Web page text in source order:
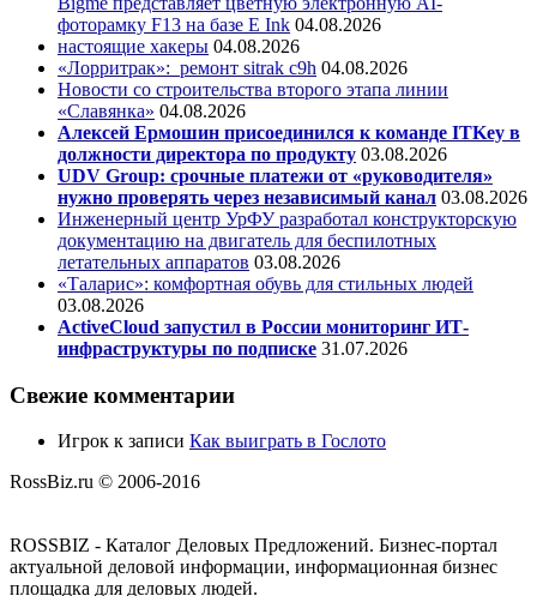
фоторамку F13 на базе E Ink 04.08.2026
настоящие хакеры 04.08.2026
«Лорритрак»: ремонт sitrak c9h 04.08.2026
Новости со строительства второго этапа линии
«Славянка» 04.08.2026
Алексей Ермошин присоединился к команде ITKey в
должности директора по продукту 03.08.2026
UDV Group: срочные платежи от «руководителя»
нужно проверять через независимый канал 03.08.2026
Инженерный центр УрФУ разработал конструкторскую
документацию на двигатель для беспилотных
летательных аппаратов 03.08.2026
«Таларис»: комфортная обувь для стильных людей
03.08.2026
ActiveCloud запустил в России мониторинг ИТ-
инфраструктуры по подписке 31.07.2026
Свежие комментарии
Игрок к записи Как выиграть в Гослото
RossBiz.ru © 2006-2016
ROSSBIZ - Каталог Деловых Предложений. Бизнес-портал
актуальной деловой информации, информационная бизнес
площадка для деловых людей.